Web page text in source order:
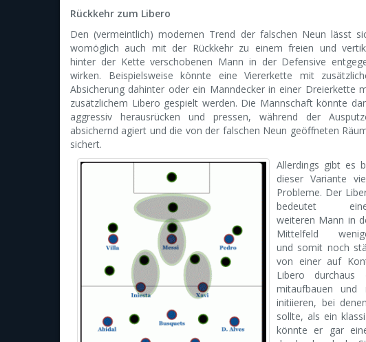
Rückkehr zum Libero
Den (vermeintlich) modernen Trend der falschen Neun lässt
womöglich auch mit der Rückkehr zu einem freien und
hinter der Kette verschobenen Mann in der Defensive
wirken. Beispielsweise könnte eine Viererkette mit
Absicherung dahinter oder ein Manndecker in einer Dreierkette
zusätzlichem Libero gespielt werden. Die Mannschaft könnte
aggressiv herausrücken und pressen, während der
absichernd agiert und die von der falschen Neun geöffneten
sichert.
Allerdings gibt es
dieser Variante
Probleme. Der
bedeutet
weiteren Mann in
Mittelfeld
und somit noch
von einer auf
Libero
mitaufbauen und
initiieren, bei
sollte, als ein
könnte er gar